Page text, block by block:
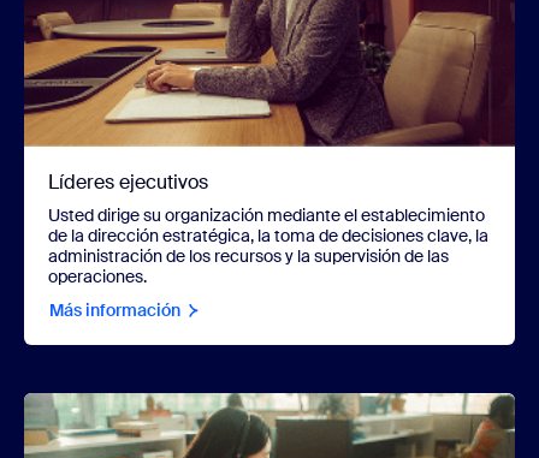
Líderes ejecutivos
Usted dirige su organización mediante el establecimiento
de la dirección estratégica, la toma de decisiones clave, la
administración de los recursos y la supervisión de las
operaciones.
Más información